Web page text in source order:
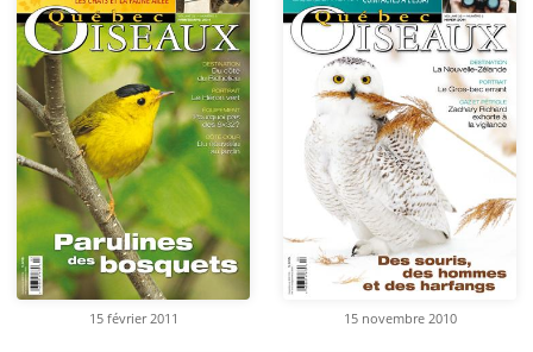
15 février 2011 15 novembre 2010